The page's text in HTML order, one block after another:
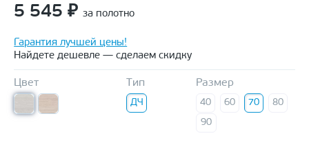
5 545 ₽ за полотно
Гарантия лучшей цены!
Найдете дешевле — сделаем скидку
Цвет Тип
ДЧ
Размер
40 60 70
80
90